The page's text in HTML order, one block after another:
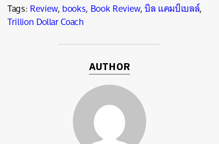
Tags:Review,books, Book Review,บิล แคมป์เบลล์,
Trillion Dollar Coach
AUTHOR